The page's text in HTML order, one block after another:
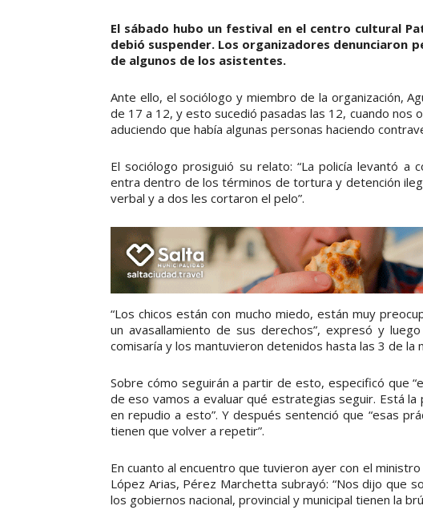
El sábado hubo un festival en el centro cultural
debió suspender. Los organizadores
de algunos de los asistentes.
Ante ello, el sociólogo y miembro de la organización,
de 17 a 12, y esto sucedió pasadas las 12, cuando
aduciendo que había algunas personas haciendo
El sociólogo prosiguió su relato: “La policía levantó
entra dentro de los términos de tortura y detención
verbal y a dos les cortaron el pelo”.
“Los chicos están con mucho miedo, están muy
un avasallamiento de sus derechos”, expresó y
comisaría y los mantuvieron detenidos hasta las 3 de la
Sobre cómo seguirán a partir de esto, especificó que
de eso vamos a evaluar qué estrategias seguir. Está
en repudio a esto”. Y después sentenció que “esas
tienen que volver a repetir”.
En cuanto al encuentro que tuvieron ayer con el
López Arias, Pérez Marchetta subrayó: “Nos dijo que
los gobiernos nacional, provincial y municipal tienen la